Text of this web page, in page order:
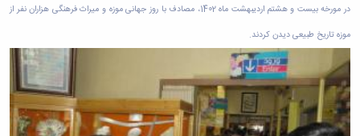
در مورخه بیست و هشتم اردیبهشت ماه 1402، مصادف با روز جهانی موزه و میراث فرهنگی هزاران نفر از
موزه تاریخ طبیعی دیدن کردند.